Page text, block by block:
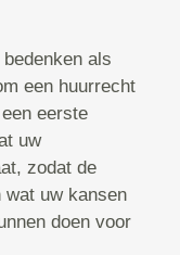
als
een huurrecht
eerste
uw
zodat de
wat uw kansen
doen voor